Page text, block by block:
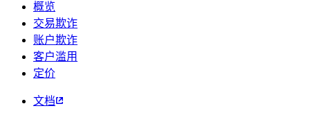
概览
交易欺诈
账户欺诈
客户滥用
定价
文档